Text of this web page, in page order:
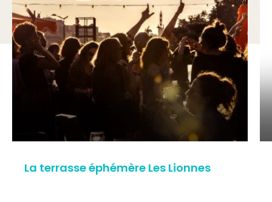
La terrasse éphémère Les Lionnes